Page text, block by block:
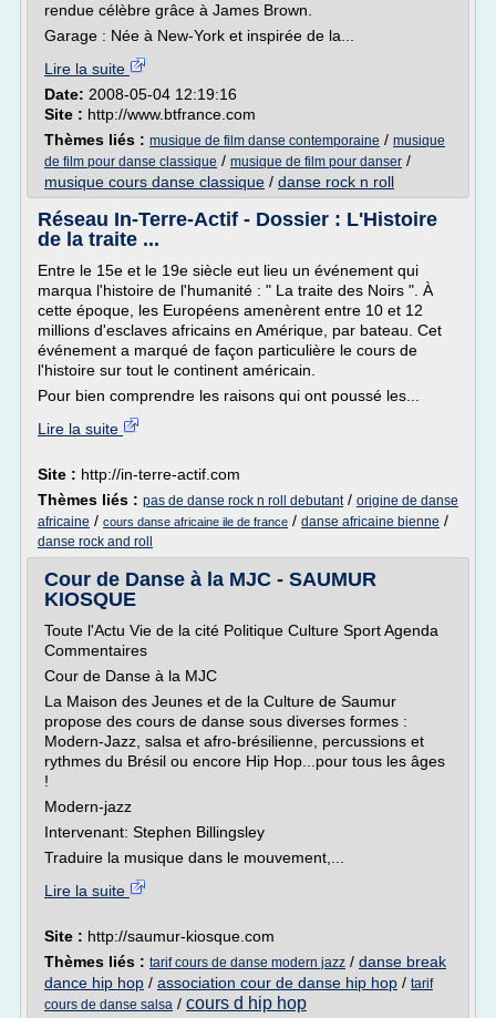
rendue célèbre grâce à James Brown.
Garage : Née à New-York et inspirée de la...
Lire la suite
Date: 2008-05-04 12:19:16
Site : http://www.btfrance.com
Thèmes liés : musique de film danse contemporaine / musique
de film pour danse classique / musique de film pour danser /
musique cours danse classique / danse rock n roll
Réseau In-Terre-Actif - Dossier : L'Histoire
de la traite ...
Entre le 15e et le 19e siècle eut lieu un événement qui
marqua l'histoire de l'humanité : " La traite des Noirs ". À
cette époque, les Européens amenèrent entre 10 et 12
millions d'esclaves africains en Amérique, par bateau. Cet
événement a marqué de façon particulière le cours de
l'histoire sur tout le continent américain.
Pour bien comprendre les raisons qui ont poussé les...
Lire la suite
Site : http://in-terre-actif.com
Thèmes liés : pas de danse rock n roll debutant/ origine de danse
africaine / cours danse africaine ile de france / danse africaine bienne /
danse rock and roll
Cour de Danse à la MJC - SAUMUR
KIOSQUE
Toute l'Actu Vie de la cité Politique Culture Sport Agenda
Commentaires
Cour de Danse à la MJC
La Maison des Jeunes et de la Culture de Saumur
propose des cours de danse sous diverses formes :
Modern-Jazz, salsa et afro-brésilienne, percussions et
rythmes du Brésil ou encore Hip Hop...pour tous les âges
!
Modern-jazz
Intervenant: Stephen Billingsley
Traduire la musique dans le mouvement,...
Lire la suite
Site : http://saumur-kiosque.com
Thèmes liés : tarif cours de danse modern jazz / danse break
dance hip hop / association cour de danse hip hop / tarif
cours de danse salsa / cours d hip hop